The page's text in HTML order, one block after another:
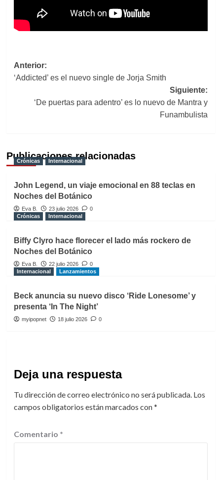
Navegación
de
entradas
Anterior:
‘Addicted’ es el nuevo single de Jorja Smith
Siguiente:
‘De puertas para adentro’ es lo nuevo de Mantra y
Funambulista
Publicaciones relacionadas
Crónicas Internacional
John Legend, un viaje emocional en 88 teclas en
Noches del Botánico
Eva B. 23 julio 2026
0
Crónicas
Internacional
Biffy Clyro hace florecer el lado más rockero de
Noches del Botánico
Eva B. 22 julio 2026
0
Internacional
Lanzamientos
Beck anuncia su nuevo disco ‘Ride Lonesome’ y
presenta ‘In The Night’
myipopnet 18 julio 2026 0
Deja una respuesta
Tu dirección de correo electrónico no será publicada. Los
campos obligatorios están marcados con*
Comentario *